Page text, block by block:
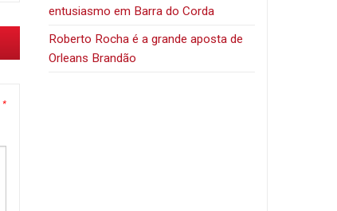
*
entusiasmo em Barra do Corda
Roberto Rocha é a grande aposta de
Orleans Brandão